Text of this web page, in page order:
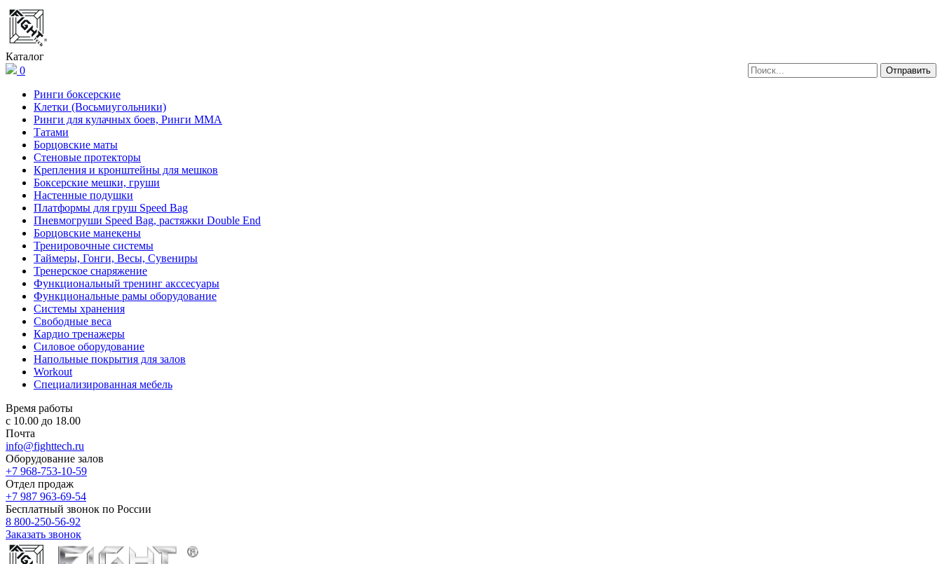
Каталог
0
Ринги боксерские
Клетки (Восьмиугольники)
Ринги для кулачных боев, Ринги ММА
Татами
Борцовские маты
Стеновые протекторы
Крепления и кронштейны для мешков
Боксерские мешки, груши
Настенные подушки
Платформы для груш Speed Bag
Пневмогруши Speed Bag, растяжки Double End
Борцовские манекены
Тренировочные системы
Таймеры, Гонги, Весы, Сувениры
Тренерское снаряжение
Функциональный тренинг акссесуары
Функциональные рамы оборудование
Системы хранения
Свободные веса
Кардио тренажеры
Силовое оборудование
Напольные покрытия для залов
Workout
Специализированная мебель
Время работы
с 10.00 до 18.00
Почта
info@fighttech.ru
Оборудование залов
+7 968-753-10-59
Отдел продаж
+7 987 963-69-54
Бесплатный звонок по России
8 800-250-56-92
Заказать звонок